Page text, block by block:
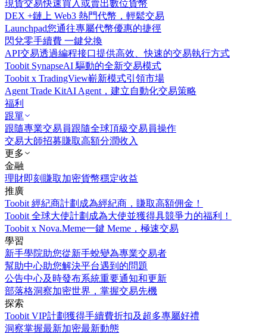
現貨交易快速買入或賣出數位貨幣
DEX +鏈上 Web3 熱門代幣，輕鬆交易
Launchpad您通往專屬代幣優惠的捷徑
閃兌零手續費 一鍵兌換
API交易透過編程接口提供高效、快速的交易執行方式
Toobit SynapseAI 驅動的全新交易模式
Toobit x TradingView嶄新模式引領市場
Agent Trade KitAI Agent，建立自動化交易策略
福利
跟單
跟隨專業交易員跟隨全球頂級交易員操作
交易大師招募賺取高額分潤收入
更多
金融
理財即刻賺取加密貨幣穩定收益
推廣
Toobit 經紀商計劃 成為經紀商，賺取高額佣金！
Toobit 全球大使計劃 成為大使並獲得具競爭力的福利！
Toobit x Nova.Meme一鍵 Meme，極速交易
學習
新手學院助您從新手蛻變為專業交易者
幫助中心助您解決平台遇到的問題
公告中心及時發布系統重要通知和更新
部落格洞察加密世界，掌握交易先機
探索
Toobit VIP計劃獲得手續費折扣及超多專屬好禮
洞察掌握最新加密最新動態